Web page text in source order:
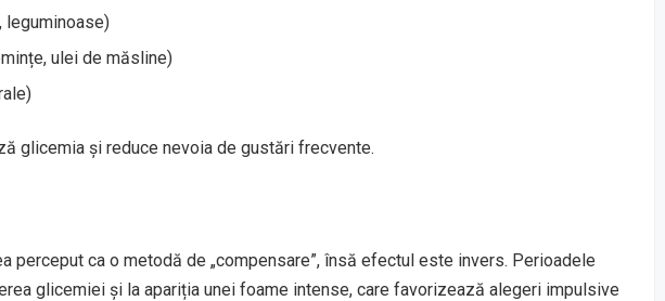
leguminoase)
ulei de măsline)
glicemia și reduce nevoia de gustări frecvente.
perceput ca o metodă de „compensare”, însă efectul este invers. Perioadele
glicemiei și la apariția unei foame intense, care favorizează alegeri impulsive